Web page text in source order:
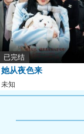
已完结
她从夜色来
未知